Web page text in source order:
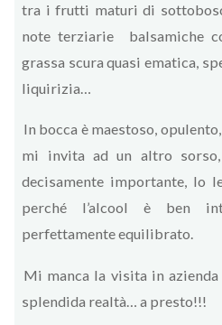
tra i frutti maturi di
note terziarie balsamiche
grassa scura quasi ematica,
liquirizia…
In bocca è maestoso,
mi invita ad un altro
decisamente importante, lo
perché l’alcool è ben
perfettamente equilibrato.
Mi manca la visita in
splendida realtà… a presto!!!